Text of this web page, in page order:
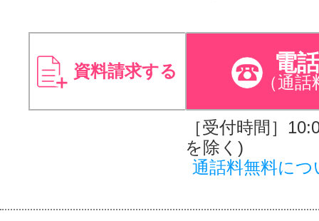
資料請求する 電
（通話
［受付時間］
を除く)
通話料無料につ